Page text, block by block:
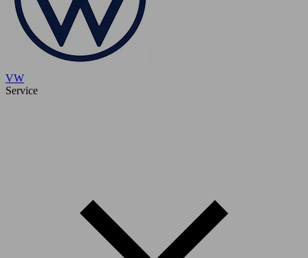
VW
Service